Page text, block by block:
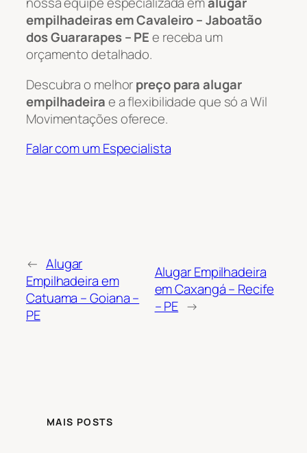
empilhadeiras em Cavaleiro – Jaboatão
dos Guararapes – PEe receba um
orçamento detalhado.
Descubra o melhorpreço para alugar
empilhadeirae a flexibilidade que só a Wil
Movimentações oferece.
Falar com um Especialista
← Alugar
Empilhadeira em
Catuama – Goiana –
PE
Alugar Empilhadeira
em Caxangá – Recife
– PE →
MAIS POSTS